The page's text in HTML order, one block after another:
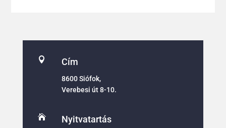
 Cím
8600 Siófok,
Verebesi út 8-10.
 Nyitvatartás